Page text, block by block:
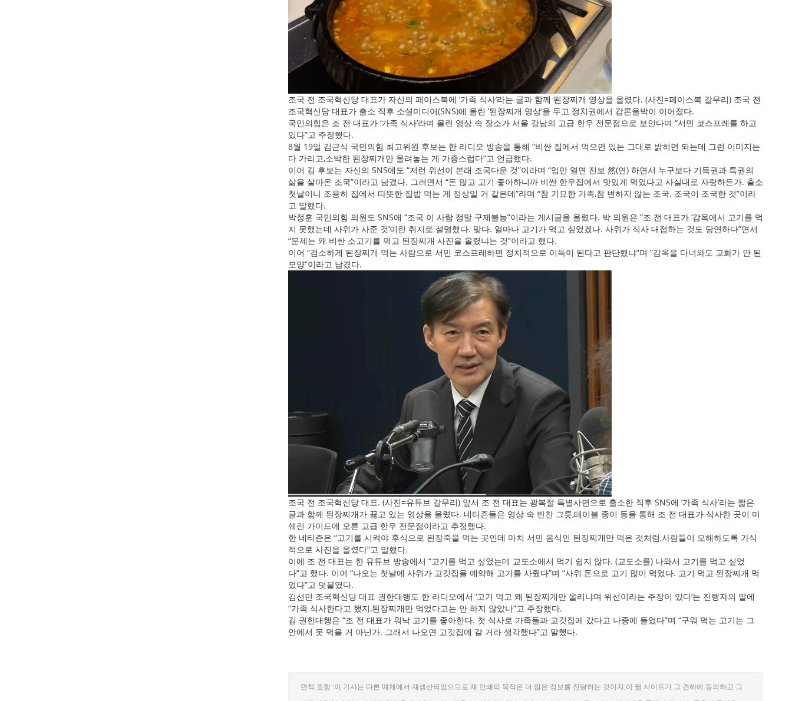
조국 전 조국혁신당 대표가 자신의 페이스북에 ‘가족 식사’라는 글과 함께 된장찌개 영상을 올렸다. (사진=페이스북 갈무리) 조국 전
조국혁신당 대표가 출소 직후 소셜미디어(SNS)에 올린 ‘된장찌개 영상’을 두고 정치권에서 갑론을박이 이어졌다.
국민의힘은 조 전 대표가 ‘가족 식사’라며 올린 영상 속 장소가 서울 강남의 고급 한우 전문점으로 보인다며 “서민 코스프레를 하고
있다”고 주장했다.
8월 19일 김근식 국민의힘 최고위원 후보는 한 라디오 방송을 통해 “비싼 집에서 먹으면 있는 그대로 밝히면 되는데 그런 이미지는
다 가리고,소박한 된장찌개만 올려놓는 게 가증스럽다”고 언급했다.
이어 김 후보는 자신의 SNS에도 “저런 위선이 본래 조국다운 것”이라며 “입만 열면 진보 然(연) 하면서 누구보다 기득권과 특권의
삶을 살아온 조국”이라고 남겼다. 그러면서 “돈 많고 고기 좋아하니까 비싼 한우집에서 맛있게 먹었다고 사실대로 자랑하든가. 출소
첫날이니 조용히 집에서 따뜻한 집밥 먹는 게 정상일 거 같은데”라며 “참 기묘한 가족,참 변하지 않는 조국. 조국이 조국한 것”이라
고 말했다.
박정훈 국민의힘 의원도 SNS에 “조국 이 사람 정말 구제불능”이라는 게시글을 올렸다. 박 의원은 “조 전 대표가 ‘감옥에서 고기를 먹
지 못했는데 사위가 사준 것’이란 취지로 설명했다. 맞다. 얼마나 고기가 먹고 싶었겠나. 사위가 식사 대접하는 것도 당연하다”면서
“문제는 왜 비싼 소고기를 먹고 된장찌개 사진을 올렸냐는 것”이라고 했다.
이어 “검소하게 된장찌개 먹는 사람으로 서민 코스프레하면 정치적으로 이득이 된다고 판단했냐”며 “감옥을 다녀와도 교화가 안 된
모양”이라고 남겼다.
조국 전 조국혁신당 대표. (사진=유튜브 갈무리) 앞서 조 전 대표는 광복절 특별사면으로 출소한 직후 SNS에 ‘가족 식사’라는 짧은
글과 함께 된장찌개가 끓고 있는 영상을 올렸다. 네티즌들은 영상 속 반찬 그릇,테이블 종이 등을 통해 조 전 대표가 식사한 곳이 미
쉐린 가이드에 오른 고급 한우 전문점이라고 추정했다.
한 네티즌은 “고기를 시켜야 후식으로 된장죽을 먹는 곳인데 마치 서민 음식인 된장찌개만 먹은 것처럼,사람들이 오해하도록 가식
적으로 사진을 올렸다”고 말했다.
이에 조 전 대표는 한 유튜브 방송에서 “고기를 먹고 싶었는데 교도소에서 먹기 쉽지 않다. (교도소를) 나와서 고기를 먹고 싶었
다”고 했다. 이어 “나오는 첫날에 사위가 고깃집을 예약해 고기를 사줬다”며 “사위 돈으로 고기 많이 먹었다. 고기 먹고 된장찌개 먹
었다”고 덧붙였다.
김선민 조국혁신당 대표 권한대행도 한 라디오에서 ‘고기 먹고 왜 된장찌개만 올리냐며 위선이라는 주장이 있다’는 진행자의 말에
“가족 식사한다고 했지,된장찌개만 먹었다고는 안 하지 않았나”고 주장했다.
김 권한대행은 “조 전 대표가 워낙 고기를 좋아한다. 첫 식사로 가족들과 고깃집에 갔다고 나중에 들었다”며 “구워 먹는 고기는 그
안에서 못 먹을 거 아닌가. 그래서 나오면 고깃집에 갈 거라 생각했다”고 말했다.
면책 조항 :이 기사는 다른 매체에서 재생산되었으므로 재 인쇄의 목적은 더 많은 정보를 전달하는 것이지,이 웹 사이트가 그 견해에 동의하고 그